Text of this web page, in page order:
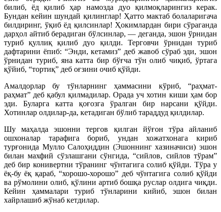
билиб, ёд қилиб ҳар намозда дуо қилмоқларингиз керак.
Бундан кейин шундай қилинглар! Ҳатто мактаб болаларигача
билдиринг, ўқиб ёд қилсинлар! Ҳокимлардан бири сўраганда
дарҳол айтиб берадиган бўлсинлар, — деганда, эшон ўрнидан
туриб қуллиқ қилиб дуо қилди. Терговчи ўрнидан туриб
дафтарини ёпиб: “Энди, кетамиз” деб жавоб сўраб эди, эшон
ўрнидан туриб, яна катта бир бўғча тўн олиб чиқиб, ўртага
қўйиб, “тортиқ” деб оғзини очиб қўйди.
Амалдорлар бу тўнларнинг ҳаммасини кўриб, “раҳмат-
раҳмат” деб қабул қилмадилар. Орада уч хотин киши ҳам бор
эди. Буларга катта қоғозга ўралган бир нарсани қўйди.
Хотинлар олдилар-да, кетадиган бўлиб тараддуд қилдилар.
Шу маҳалда эшонни тергов қилган йўғон тўра айланиб
ошхоналар тарафига бориб, ундан хожатхонага кириб
турғонида Мулло Салоҳиддин (Эшоннинг хазиначиси) эшон
билан махфий сўзлашгани сўнгида, “сийлов, сийлов тўрам”
деб бир конивертни тўранинг чўнтагига солиб қўйди. Тўра у
ёқ-бу ёқ қараб, “хорошо-хорошо” деб чўнтагига солиб қўйди
ва рўмолини олиб, қўлини артиб бошқа руслар олдига чиқди.
Кейин ҳаммалари туриб тўнларини кийиб, эшон билан
хайрлашиб жўнаб кетдилар.